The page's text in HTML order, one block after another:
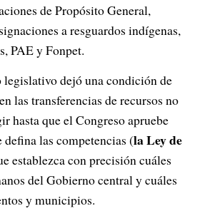
de Propósito General,
a resguardos indígenas,
PAE y Fonpet.
legislativo dejó una condición de
las transferencias de recursos no
hasta que el Congreso apruebe
las competencias (la Ley de
establezca con precisión cuáles
del Gobierno central y cuáles
y municipios.